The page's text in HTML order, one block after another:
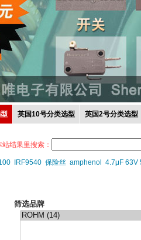
英国10号分类选型 英国2号分类选型
站结果里搜索：
IRF9540 保险丝 amphenol 4.7μF 63V
筛选品牌